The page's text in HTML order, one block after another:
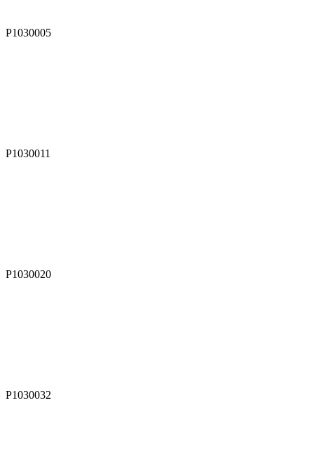
P1030005
P1030011
P1030020
P1030032